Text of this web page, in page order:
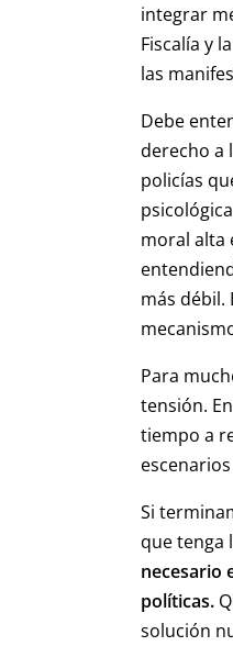
integrar
Fiscalía y
las
Debe
derecho a
policías
moral alta
más débil.
Para
tensión.
tiempo a
Si
que tenga
necesario
políticas.
solución